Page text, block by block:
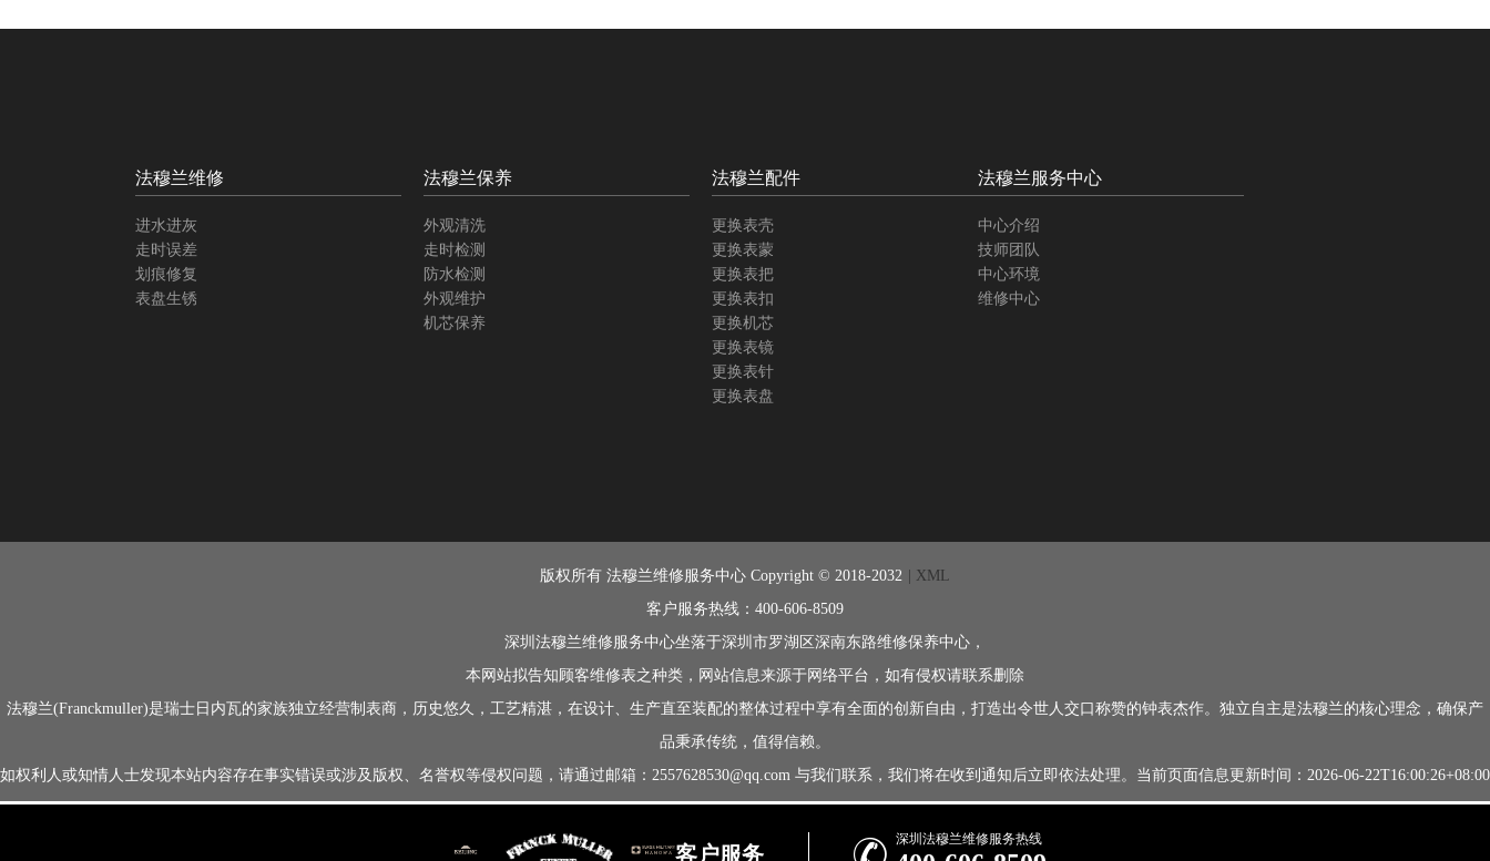
法穆兰维修
进水进灰
走时误差
划痕修复
表盘生锈
法穆兰保养
外观清洗
走时检测
防水检测
外观维护
机芯保养
法穆兰配件
更换表壳
更换表蒙
更换表把
更换表扣
更换机芯
更换表镜
更换表针
更换表盘
法穆兰服务中心
中心介绍
技师团队
中心环境
维修中心
版权所有 法穆兰维修服务中心 Copyright © 2018-2032
| XML
客户服务热线：400-606-8509
深圳法穆兰维修服务中心坐落于深圳市罗湖区深南东路维修保养中心，
本网站拟告知顾客维修表之种类，网站信息来源于网络平台，如有侵权请联系删除
法穆兰(Franckmuller)是瑞士日内瓦的家族独立经营制表商，历史悠久，工艺精湛，在设计、生产直至装配的整体过程中享有全面的创新自由，打造出令世人交口称赞的钟表杰作。独立自主是法穆兰的核心理念，确保产
品秉承传统，值得信赖。
如权利人或知情人士发现本站内容存在事实错误或涉及版权、名誉权等侵权问题，请通过邮箱：2557628530@qq.com 与我们联系，我们将在收到通知后立即依法处理。当前页面信息更新时间：2026-06-22T16:00:26+08:00
客户服务  深圳法穆兰维修服务热线